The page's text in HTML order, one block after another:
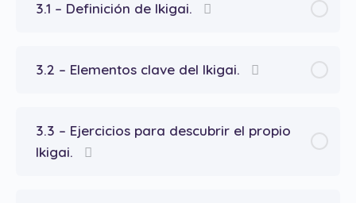
3.1 – Definición de Ikigai.
3.2 – Elementos clave del Ikigai.
3.3 – Ejercicios para descubrir el propio
Ikigai.